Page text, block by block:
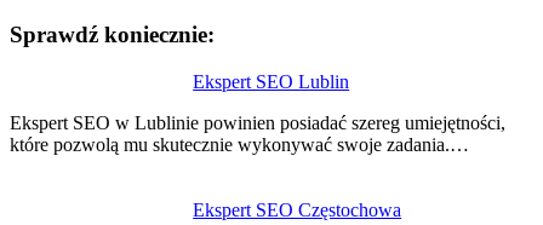
Sprawdź koniecznie:
Ekspert SEO Lublin
Ekspert SEO w Lublinie powinien posiadać szereg umiejętności,
które pozwolą mu skutecznie wykonywać swoje zadania.…
Ekspert SEO Częstochowa
wpisu